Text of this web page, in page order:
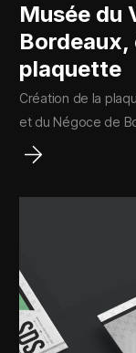
Musée du
Bordeaux,
plaquette
Création de la
et du Négoce de